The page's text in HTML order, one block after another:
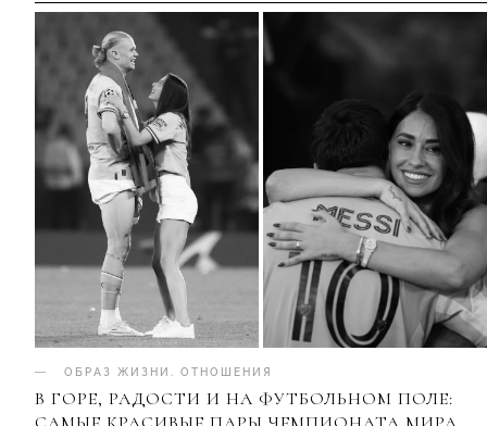
ОБРАЗ ЖИЗНИ . ОТНОШЕНИЯ
В ГОРЕ, РАДОСТИ И НА ФУТБОЛЬНОМ ПОЛЕ: